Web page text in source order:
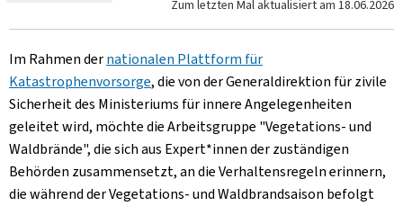
Zum letzten Mal aktualisiert am 18.06.2026
Im Rahmen dernationalen Plattform für
Katastrophenvorsorge, die von der Generaldirektion für zivile
Sicherheit des Ministeriums für innere Angelegenheiten
geleitet wird, möchte die Arbeitsgruppe "Vegetations- und
Waldbrände", die sich aus Expert*innen der zuständigen
Behörden zusammensetzt, an die Verhaltensregeln erinnern,
die während der Vegetations- und Waldbrandsaison befolgt